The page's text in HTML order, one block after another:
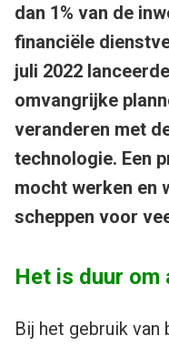
dan 1% van de
financiële
juli 2022
omvangrijke
veranderen met
technologie. Een
mocht werken en
scheppen voor
Het is duur om
Bij het gebruik van